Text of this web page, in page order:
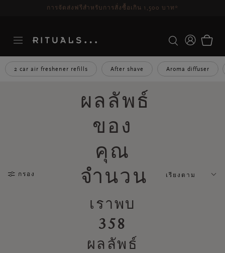
ระยะเวลาจัดส่ง 3-5 วันทำการ ดูเพิ่มเติม
2 car air freshener refills After shave Aroma diffuser
กรอง
ผลลัพธ์
ของ
คุณ
จำนวน
เราพบ
358
ผลลัพธ์
เรียงตาม